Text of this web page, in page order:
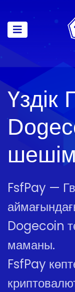
Үздік
FsfPay —
Dogecoin
маманы.
FsfPay